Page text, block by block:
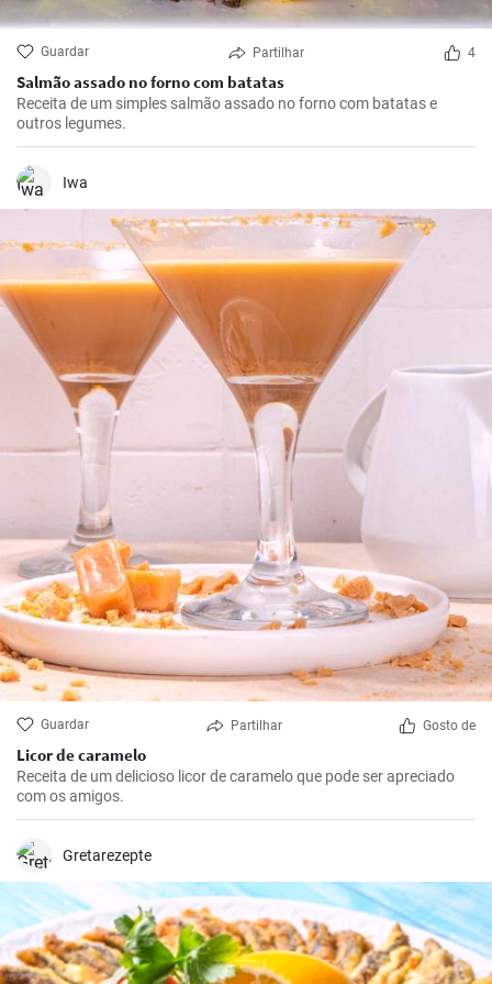
Guardar Partilhar 4
Salmão assado no forno com batatas
Receita de um simples salmão assado no forno com batatas e
outros legumes.
Iwa
Guardar Partilhar Gosto de
Licor de caramelo
Receita de um delicioso licor de caramelo que pode ser apreciado
com os amigos.
Gretarezepte